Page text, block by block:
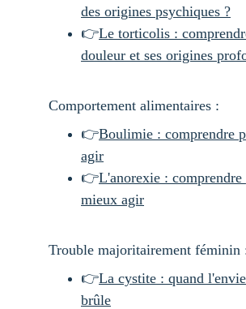
des origines psychiques ?
👉Le torticolis :
douleur et ses origines
Comportement alimentaires :
👉Boulimie : comprendre
agir
👉L'anorexie : comprendre
mieux agir
Trouble majoritairement féminin
👉La cystite : quand
brûle